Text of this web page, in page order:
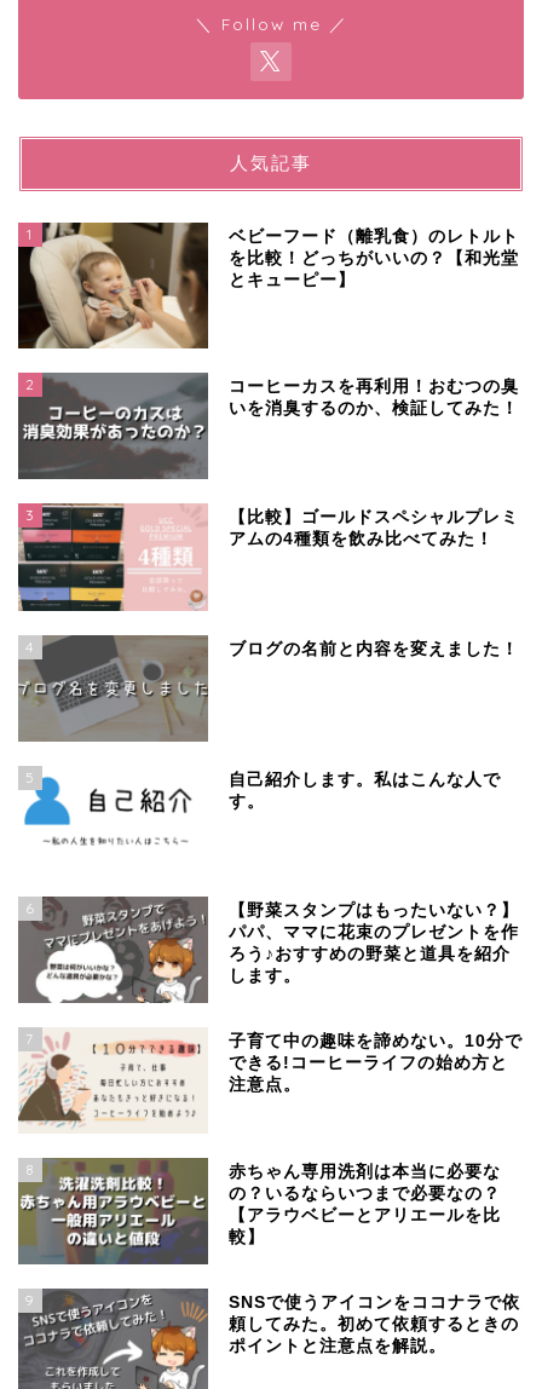
＼ Follow me ／
人気記事
1
ベビーフード（離乳食）のレトルト
を比較！どっちがいいの？【和光堂
とキューピー】
2
コーヒーカスを再利用！おむつの臭
いを消臭するのか、検証してみた！
3
【比較】ゴールドスペシャルプレミ
アムの4種類を飲み比べてみた！
4 ブログの名前と内容を変えました！
5
自己紹介します。私はこんな人で
す。
6
【野菜スタンプはもったいない？】
パパ、ママに花束のプレゼントを作
ろう♪おすすめの野菜と道具を紹介
します。
7
子育て中の趣味を諦めない。10分で
できる!コーヒーライフの始め方と
注意点。
8
赤ちゃん専用洗剤は本当に必要な
の？いるならいつまで必要なの？
【アラウベビーとアリエールを比
較】
9
SNSで使うアイコンをココナラで依
頼してみた。初めて依頼するときの
ポイントと注意点を解説。